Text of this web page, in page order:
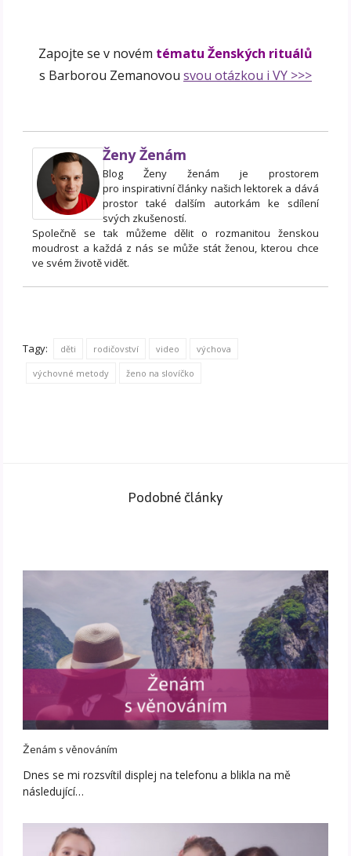
Zapojte se v novém tématu Ženských rituálů
s Barborou Zemanovou svou otázkou i VY >>>
Ženy Ženám
Blog Ženy ženám je prostorem
pro inspirativní články našich lektorek a dává
prostor také dalším autorkám ke sdílení
svých zkušeností.
Společně se tak můžeme dělit o rozmanitou ženskou
moudrost a každá z nás se může stát ženou, kterou chce
ve svém životě vidět.
Tagy: děti rodičovství video výchova
výchovné metody ženo na slovíčko
Podobné články
Ženám s věnováním
Dnes se mi rozsvítil displej na telefonu a blikla na mě
následující…